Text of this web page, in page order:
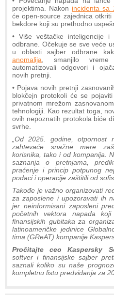
projektima. Nakon incidenta sa
će open-source zajednica
bekdore koji su prethodno
• Više veštačke inteligencije
odbrane. Očekuje se sve veće
u oblasti sajber odbrane
anomalija , smanjilo vreme
automatizovali odgovori i
novih pretnji.
• Pojava novih pretnji
blokčejn protokoli će se
privatnom mrežom
tehnologiji. Kao rezultat toga,
ovih nepoznatih protokola biće
svrhe.
„Od 2025. godine, otpornost
zahtevaće snažne mere
korisnika, tako i od kompanija.
saznanja o pretnjama,
praćenje i princip potpunog
podaci i operacije zaštitili od
Takođe je važno organizovati
za zaposlene i upozoravati ih
jer neinformisani zaposleni
početnih vektora napada
finansijskih gubitaka za
latinoameričke jedinice
tima (GReAT) kompanije
Pročitajte ceo Kaspersky
softver i finansijske sajber
saznali koliko su naše
kompletnu listu predviđanja za